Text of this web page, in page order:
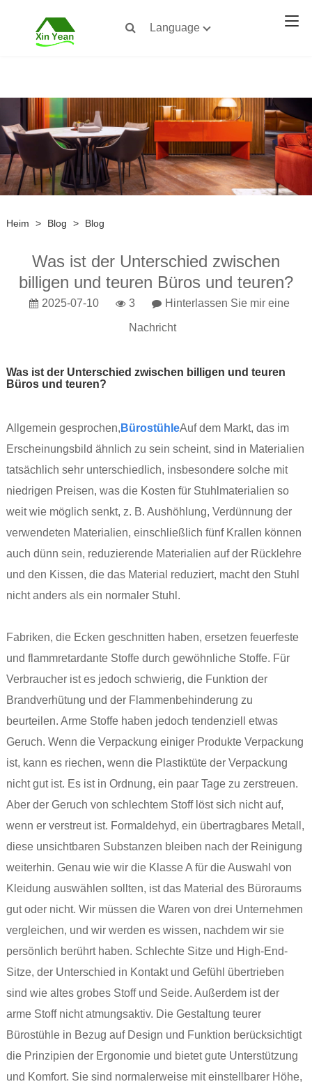
Language
Heim > Blog > Blog
Was ist der Unterschied zwischen
billigen und teuren Büros und teuren?
2025-07-10 3 Hinterlassen Sie mir eine
Nachricht
Was ist der Unterschied zwischen billigen und teuren
Büros und teuren?
Allgemein gesprochen, BürostühleAuf dem Markt, das im
Erscheinungsbild ähnlich zu sein scheint, sind in Materialien
tatsächlich sehr unterschiedlich, insbesondere solche mit
niedrigen Preisen, was die Kosten für Stuhlmaterialien so
weit wie möglich senkt, z. B. Aushöhlung, Verdünnung der
verwendeten Materialien, einschließlich fünf Krallen können
auch dünn sein, reduzierende Materialien auf der Rücklehre
und den Kissen, die das Material reduziert, macht den Stuhl
nicht anders als ein normaler Stuhl.
Fabriken, die Ecken geschnitten haben, ersetzen feuerfeste
und flammretardante Stoffe durch gewöhnliche Stoffe. Für
Verbraucher ist es jedoch schwierig, die Funktion der
Brandverhütung und der Flammenbehinderung zu
beurteilen. Arme Stoffe haben jedoch tendenziell etwas
Geruch. Wenn die Verpackung einiger Produkte Verpackung
ist, kann es riechen, wenn die Plastiktüte der Verpackung
nicht gut ist. Es ist in Ordnung, ein paar Tage zu zerstreuen.
Aber der Geruch von schlechtem Stoff löst sich nicht auf,
wenn er verstreut ist. Formaldehyd, ein übertragbares Metall,
diese unsichtbaren Substanzen bleiben nach der Reinigung
weiterhin. Genau wie wir die Klasse A für die Auswahl von
Kleidung auswählen sollten, ist das Material des Büroraums
gut oder nicht. Wir müssen die Waren von drei Unternehmen
vergleichen, und wir werden es wissen, nachdem wir sie
persönlich berührt haben. Schlechte Sitze und High-End-
Sitze, der Unterschied in Kontakt und Gefühl übertrieben
sind wie altes grobes Stoff und Seide. Außerdem ist der
arme Stoff nicht atmungsaktiv. Die Gestaltung teurer
Bürostühle in Bezug auf Design und Funktion berücksichtigt
die Prinzipien der Ergonomie und bietet gute Unterstützung
und Komfort. Sie sind normalerweise mit einstellbarer Höhe,